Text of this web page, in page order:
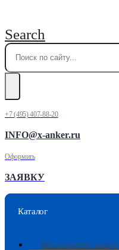
Search
+7 (495) 407-88-20
INFO@x-anker.ru
Оформить
ЗАЯВКУ
Каталог
Механические анкера